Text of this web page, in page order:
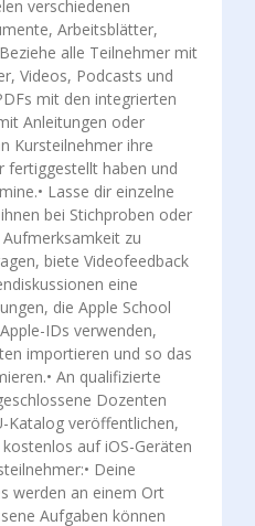
verschiedenen
Arbeitsblätter,
alle Teilnehmer mit
Videos, Podcasts und
mit den integrierten
Anleitungen oder
Kursteilnehmer ihre
fertiggestellt haben und
Lasse dir einzelne
bei Stichproben oder
zu
biete Videofeedback
eine
die Apple School
IDs verwenden,
importieren und so das
An qualifizierte
Dozenten
Katalog veröffentlichen,
auf iOS-Geräten
Deine
werden an einem Ort
Aufgaben können